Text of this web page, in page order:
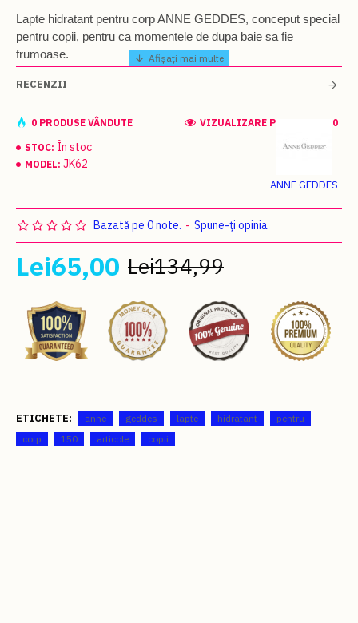
Lapte hidratant pentru corp ANNE GEDDES, conceput special
pentru copii, pentru ca momentele de dupa baie sa fie
frumoase.
Imbogatit cu extracte de calendula si ovaz organic, acest lapte
parfumata. Este ideal pentru
Mod de utilizare:
pana la absortia completa. Pentru rezultate optime, combinati
cu samponul delicat si gelul de baie, ambele de la Anne
RECENZII
STOC: În stoc
MODEL: JK62
ANNE GEDDES
0 PRODUSE VÂNDUTE VIZUALIZARE PRODUS: 8780
Bazată pe 0 note. - Spune-ţi opinia
Lei65,00 Lei134,99
ETICHETE: anne geddes lapte hidratant
pentru
corp
150 articole copii